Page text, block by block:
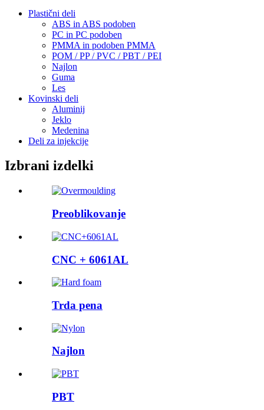
Plastični deli
ABS in ABS podoben
PC in PC podoben
PMMA in podoben PMMA
POM / PP / PVC / PBT / PEI
Najlon
Guma
Les
Kovinski deli
Aluminij
Jeklo
Medenina
Deli za injekcije
Izbrani izdelki
Preoblikovanje
CNC + 6061AL
Trda pena
Najlon
PBT